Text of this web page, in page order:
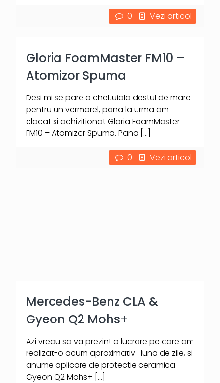
0 Vezi articol
Gloria FoamMaster FM10 –
Atomizor Spuma
Desi mi se pare o cheltuiala destul de mare
pentru un vermorel, pana la urma am
clacat si achizitionat Gloria FoamMaster
FM10 – Atomizor Spuma. Pana […]
0 Vezi articol
Mercedes-Benz CLA &
Gyeon Q2 Mohs+
Azi vreau sa va prezint o lucrare pe care am
realizat-o acum aproximativ 1 luna de zile, si
anume aplicare de protectie ceramica
Gyeon Q2 Mohs+ […]